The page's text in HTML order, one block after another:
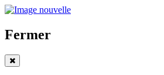
Fermer